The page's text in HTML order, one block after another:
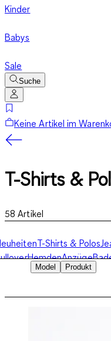
Kinder
Babys
Sale
Suche
Keine Artikel im
T-Shirts &
58 Artikel
T-Shirts & Polos
HemdenAnzüge
Basics
Model
Produkt